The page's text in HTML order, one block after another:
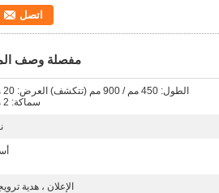
اتصل
مفصلة وصف
سماكة: 2 مم
الإعلان ، هدية